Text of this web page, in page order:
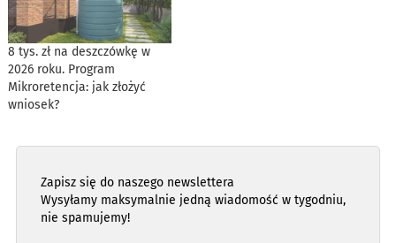
8 tys. zł na deszczówkę w
2026 roku. Program
Mikroretencja: jak złożyć
wniosek?
Zapisz się do naszego newslettera
Wysyłamy maksymalnie jedną wiadomość w tygodniu,
nie spamujemy!